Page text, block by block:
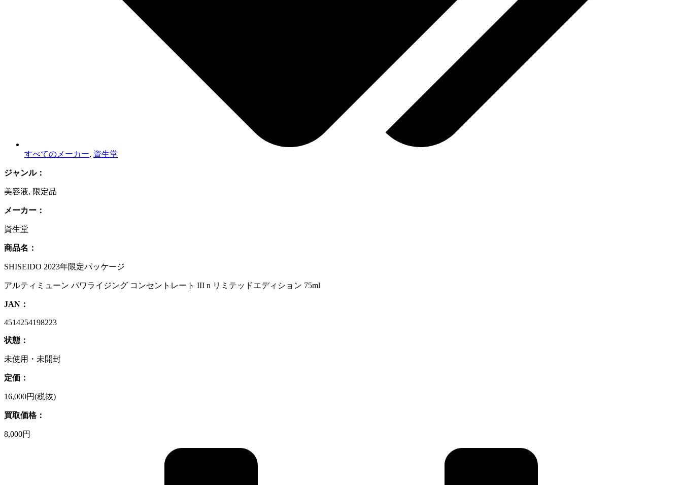
すべてのメーカー, 資生堂
ジャンル：
美容液, 限定品
メーカー：
資生堂
商品名：
SHISEIDO 2023年限定パッケージ
アルティミューン パワライジング コンセントレート III n リミテッドエディション 75ml
JAN：
4514254198223
状態：
未使用・未開封
定価：
16,000円(税抜)
買取価格：
8,000円